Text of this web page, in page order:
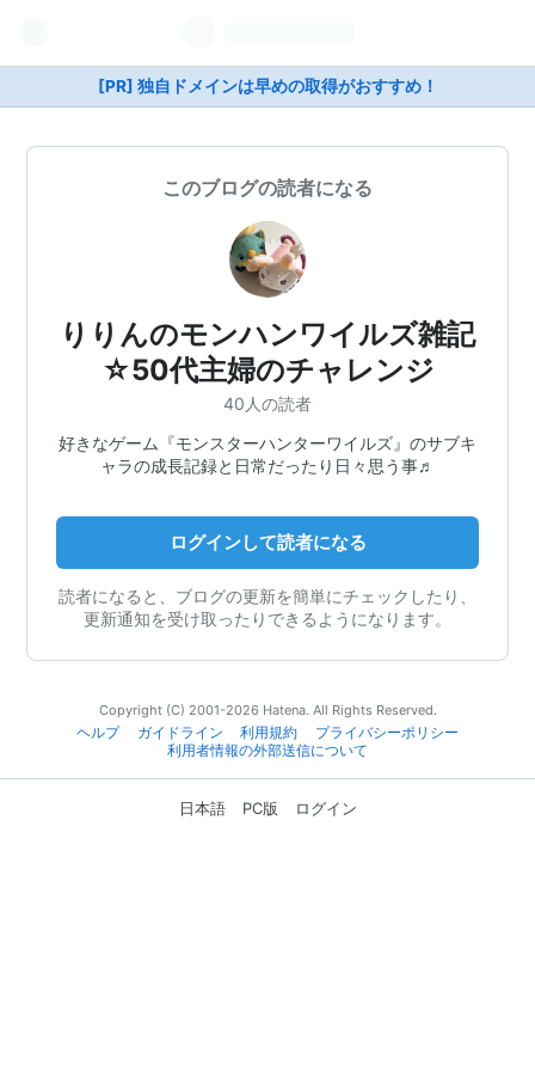
[PR] 独自ドメインは早めの取得がおすすめ！
このブログの読者になる
りりんのモンハンワイルズ雑記
☆50代主婦のチャレンジ
40人の読者
好きなゲーム『モンスターハンターワイルズ』のサブキ
ャラの成長記録と日常だったり日々思う事♬
ログインして読者になる
読者になると、ブログの更新を簡単にチェックしたり、
更新通知を受け取ったりできるようになります。
Copyright (C) 2001-2026 Hatena. All Rights Reserved.
ヘルプ
ガイドライン 利用規約
プライバシーポリシー
利用者情報の外部送信について
日本語 PC版 ログイン